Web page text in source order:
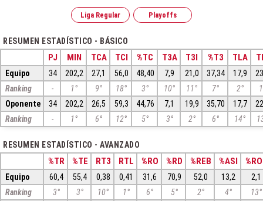
Liga Regular Playoffs
RESUMEN ESTADÍSTICO - BÁSICO
PJ MIN TCA TCI %TC T3A T3I %T3 TLA
Equipo 34 202,2 27,1 56,0 48,40 7,9 21,0 37,34 17,9
Ranking
- 1° 9° 18° 3° 10° 11° 7° 2°
Oponente
34 202,2 26,5 59,3 44,76 7,1 19,9 35,70 17,7
Ranking
- 1° 6° 12° 5° 3° 2° 6° 14°
RESUMEN ESTADÍSTICO - AVANZADO
%TR %TE RT3 RTL %RO %RD %REB %ASI
Equipo 60,4 55,4 0,38 0,41 31,6 70,9 52,0 13,2
2,1
Ranking
3° 3° 10° 1° 6° 5° 2° 4°
13°